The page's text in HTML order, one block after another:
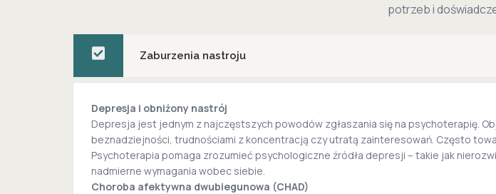
potrzeb i
Zaburzenia nastroju
Depresja i obniżony nastrój
Depresja jest jednym z najczęstszych powodów zgłaszania się na psychoterapię.
beznadziejności, trudnościami z koncentracją czy utratą zainteresowań. Często
Psychoterapia pomaga zrozumieć psychologiczne źródła depresji – takie jak
nadmierne wymagania wobec siebie.
Choroba afektywna dwubiegunowa (CHAD)